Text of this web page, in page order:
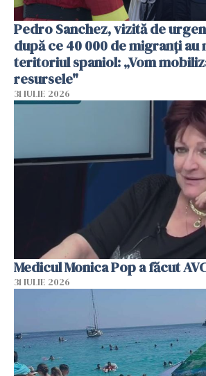
Pedro Sanchez, vizită de
după ce 40 000 de migranți au
teritoriul spaniol: „Vom
resursele"
31 IULIE 2026
Medicul Monica Pop a făcut
31 IULIE 2026